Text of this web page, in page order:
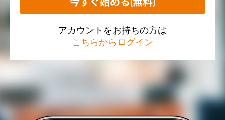
今すぐ始める(無料)
アカウントをお持ちの方は
こちらからログイン